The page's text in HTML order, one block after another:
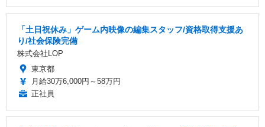
「土日祝休み」ゲーム内映像の編集スタッフ/資格取得支援あ
り/社会保険完備
株式会社LOP
東京都
月給30万6,000円～58万円
正社員